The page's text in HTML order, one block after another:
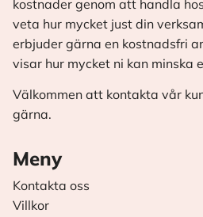
kostnader genom att handla
veta hur mycket just din
erbjuder gärna en kostnadsfri
visar hur mycket ni kan minska
Välkommen att kontakta vår
gärna.
Meny
Kontakta oss
Villkor